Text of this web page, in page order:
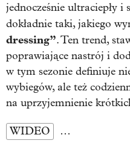
jednocześnie ultraciepły
dokładnie taki, jakiego
dressing”. Ten trend,
poprawiające nastrój i
w tym sezonie definiuje
wybiegów, ale też
na uprzyjemnienie
WIDEO …